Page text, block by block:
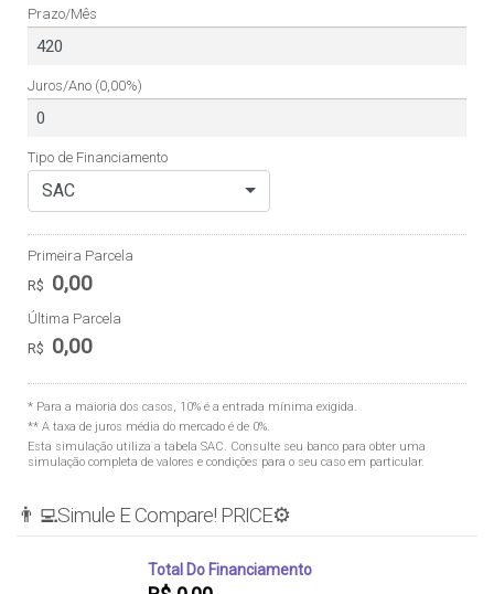
Prazo/Mês
Juros/Ano (0,00%)
Tipo de Financiamento
SAC
Primeira Parcela
R$ 0,00
Última Parcela
R$ 0,00
* Para a maioria dos casos, 10% é a entrada mínima exigida.
** A taxa de juros média do mercado é de 0%.
Esta simulação utiliza a tabela SAC. Consulte seu banco para obter uma
simulação completa de valores e condições para o seu caso em particular.
👨‍💻Simule E Compare! PRICE⚙️
Total Do Financiamento